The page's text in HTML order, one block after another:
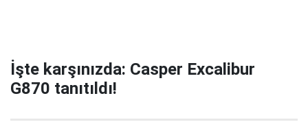
İşte karşınızda: Casper Excalibur
G870 tanıtıldı!